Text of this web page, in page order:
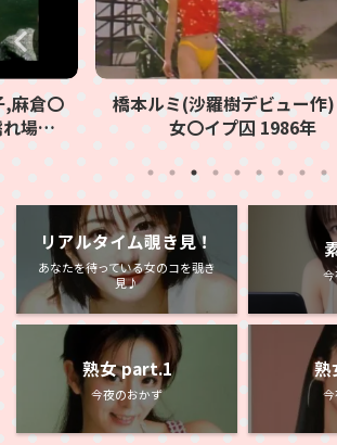
,麻倉〇
場で
橋本ルミ(沙羅樹デビュー作
女〇イプ囚 1986年
リアルタイム覗き見！
あなたを待っている女のコを覗き
見♪
熟女 part.1
今夜のおかず
熟